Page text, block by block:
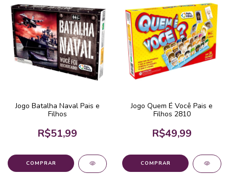
Jogo Batalha Naval Pais e
Filhos
R$51,99
Jogo Quem É Você Pais e
Filhos 2810
R$49,99